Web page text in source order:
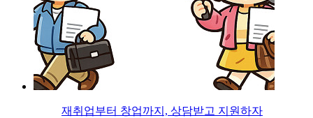
재취업부터 창업까지, 상담받고 지원하자